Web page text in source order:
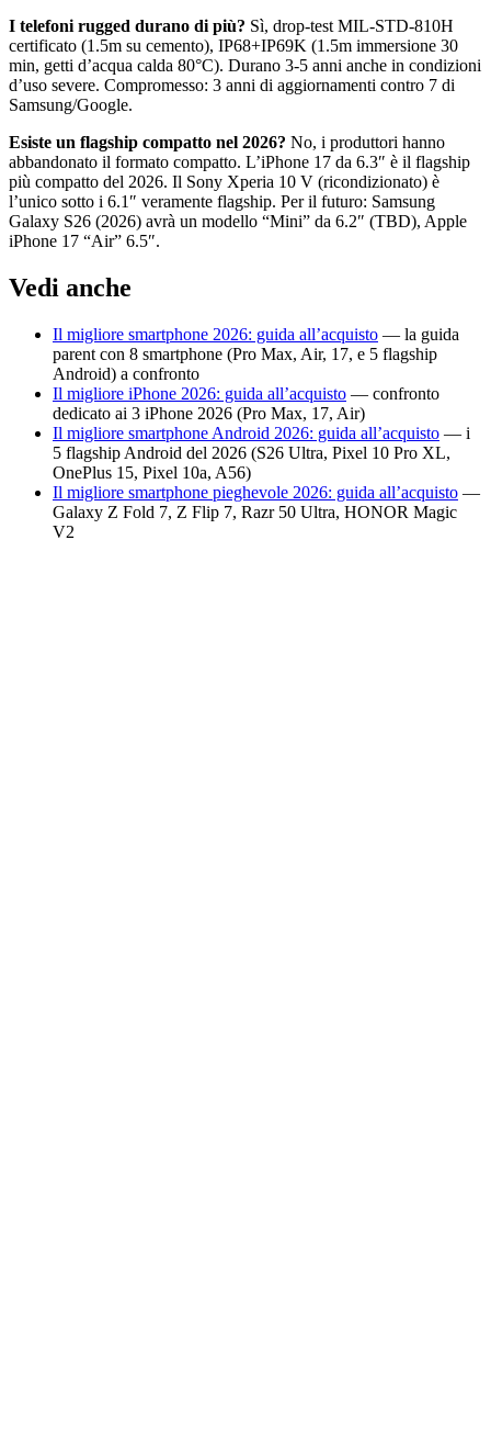
I telefoni rugged durano di più? Sì, drop-test MIL-STD-810H
certificato (1.5m su cemento), IP68+IP69K (1.5m immersione 30
min, getti d’acqua calda 80°C). Durano 3-5 anni anche in condizioni
d’uso severe. Compromesso: 3 anni di aggiornamenti contro 7 di
Samsung/Google.
Esiste un flagship compatto nel 2026? No, i produttori hanno
abbandonato il formato compatto. L’iPhone 17 da 6.3″ è il flagship
più compatto del 2026. Il Sony Xperia 10 V (ricondizionato) è
l’unico sotto i 6.1″ veramente flagship. Per il futuro: Samsung
Galaxy S26 (2026) avrà un modello “Mini” da 6.2″ (TBD), Apple
iPhone 17 “Air” 6.5″.
Vedi anche
Il migliore smartphone 2026: guida all’acquisto — la guida
parent con 8 smartphone (Pro Max, Air, 17, e 5 flagship
Android) a confronto
Il migliore iPhone 2026: guida all’acquisto — confronto
dedicato ai 3 iPhone 2026 (Pro Max, 17, Air)
Il migliore smartphone Android 2026: guida all’acquisto — i
5 flagship Android del 2026 (S26 Ultra, Pixel 10 Pro XL,
OnePlus 15, Pixel 10a, A56)
Il migliore smartphone pieghevole 2026: guida all’acquisto —
Galaxy Z Fold 7, Z Flip 7, Razr 50 Ultra, HONOR Magic
V2